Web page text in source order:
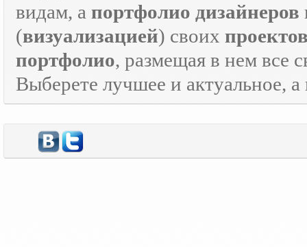
видам, а портфолио дизайнеров
(визуализацией) своих
портфолио, размещая в нем все
Выберете лучшее и актуальное,